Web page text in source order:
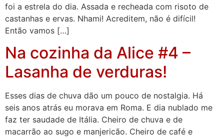
foi a estrela do dia. Assada e recheada com risoto de
castanhas e ervas. Nhami! Acreditem, não é difícil!
Então vamos […]
Na cozinha da Alice #4 –
Lasanha de verduras!
Esses dias de chuva dão um pouco de nostalgia. Há
seis anos atrás eu morava em Roma. E dia nublado me
faz ter saudade de Itália. Cheiro de chuva e de
macarrão ao sugo e manjericão. Cheiro de café e